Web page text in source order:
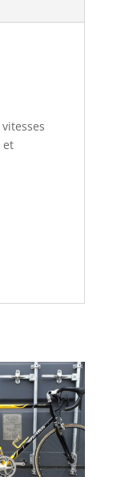
et